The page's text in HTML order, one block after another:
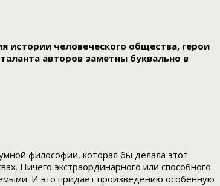
человеческого общества, герои
авторов заметны буквально в
философии, которая бы делала этот
Ничего экстраординарного или способного
И это придает произведению особенную